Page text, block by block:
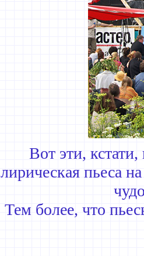
Вот эти,
лирическая пьеса
Тем более, что